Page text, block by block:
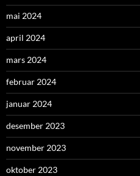
mai 2024
april 2024
mars 2024
februar 2024
januar 2024
desember 2023
november 2023
oktober 2023